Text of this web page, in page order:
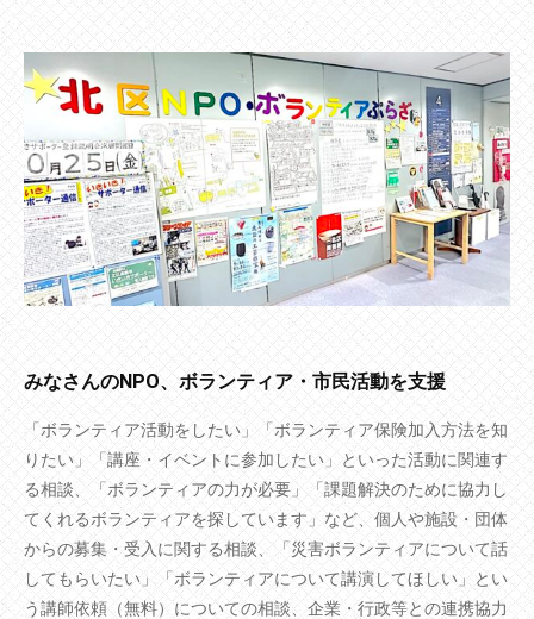
みなさんのNPO、ボランティア・市民活動を支援
「ボランティア活動をしたい」「ボランティア保険加入方法を知
りたい」「講座・イベントに参加したい」といった活動に関連す
る相談、「ボランティアの力が必要」「課題解決のために協力し
てくれるボランティアを探しています」など、個人や施設・団体
からの募集・受入に関する相談、「災害ボランティアについて話
してもらいたい」「ボランティアについて講演してほしい」とい
う講師依頼（無料）についての相談、企業・行政等との連携協力